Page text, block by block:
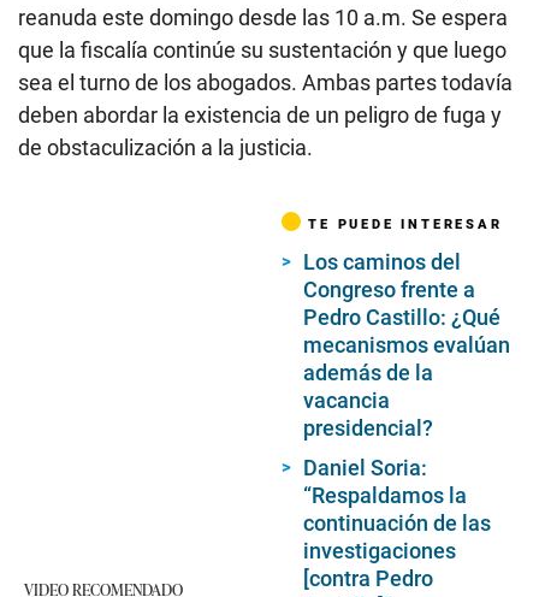
reanuda este domingo desde las 10 a.m. Se espera
que la fiscalía continúe su sustentación y que luego
sea el turno de los abogados. Ambas partes todavía
deben abordar la existencia de un peligro de fuga y
de obstaculización a la justicia.
VIDEO RECOMENDADO
TE PUEDE INTERESAR
Los caminos del
Congreso frente a
Pedro Castillo: ¿Qué
mecanismos evalúan
además de la
vacancia
presidencial?
Daniel Soria:
“Respaldamos la
continuación de las
investigaciones
[contra Pedro